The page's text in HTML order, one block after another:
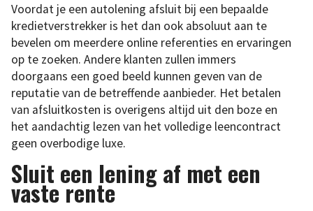
Voordat je een autolening afsluit bij een bepaalde
kredietverstrekker is het dan ook absoluut aan te
bevelen om meerdere online referenties en ervaringen
op te zoeken. Andere klanten zullen immers
doorgaans een goed beeld kunnen geven van de
reputatie van de betreffende aanbieder. Het betalen
van afsluitkosten is overigens altijd uit den boze en
het aandachtig lezen van het volledige leencontract
geen overbodige luxe.
Sluit een lening af met een
vaste rente